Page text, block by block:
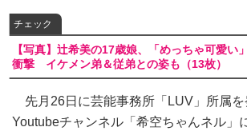
チェック
【写真】辻希美の17歳娘、「めっちゃ可愛い
衝撃 イケメン弟＆従弟との姿も（13枚）
先月26日に芸能事務所「LUV」所属を
Youtubeチャンネル「希空ちゃんネル」